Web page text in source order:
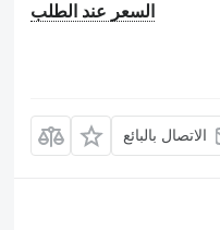
السعر عند الطلب
الاتصال بالبائع